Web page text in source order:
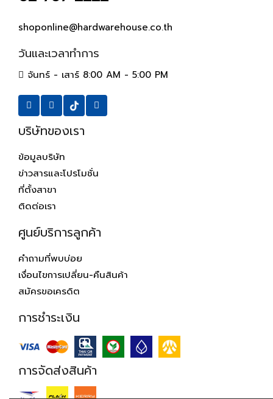
shoponline@hardwarehouse.co.th
วันและเวลาทำการ
จันทร์ - เสาร์ 8:00 AM - 5:00 PM
บริษัทของเรา
ข้อมูลบริษัท
ข่าวสารและโปรโมชั่น
ที่ตั้งสาขา
ติดต่อเรา
ศูนย์บริการลูกค้า
คำถามที่พบบ่อย
เงื่อนไขการเปลี่ยน-คืนสินค้า
สมัครขอเครดิต
การชำระเงิน
การจัดส่งสินค้า